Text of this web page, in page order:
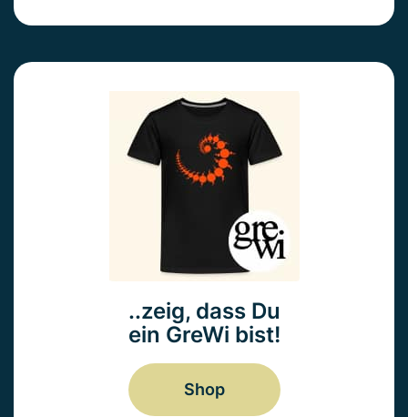
..zeig, dass Du
ein GreWi bist!
Shop